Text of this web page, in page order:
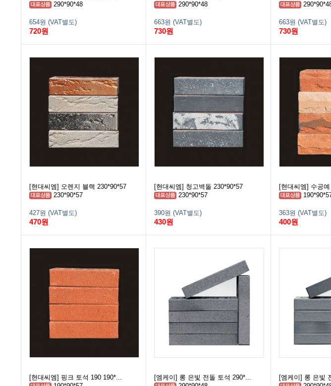
290*90*48
654원 (VAT별도)
720원
290*90*48
663원 (VAT별도)
730원
663원 (VAT별도)
730원
[현대씨엠] 오렌지 블랙 230*90*57
230*90*57
427원 (VAT별도)
470원
[현대씨엠] 청고벽돌 230*90*57
230*90*57
390원 (VAT별도)
430원
[현대씨엠] 수공
363원 (VAT별도)
400원
[현대씨엠] 핑크 토석 190 190*...
[엠케이] 롱 은빛 전돌 토석 290*...
[엠케이] 롱 은빛